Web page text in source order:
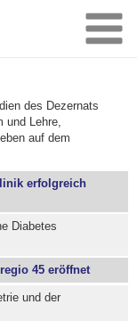
des Dezernats
Lehre,
auf dem
erfolgreich
Diabetes
45 eröffnet
und der